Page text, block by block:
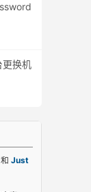
更换机
Just